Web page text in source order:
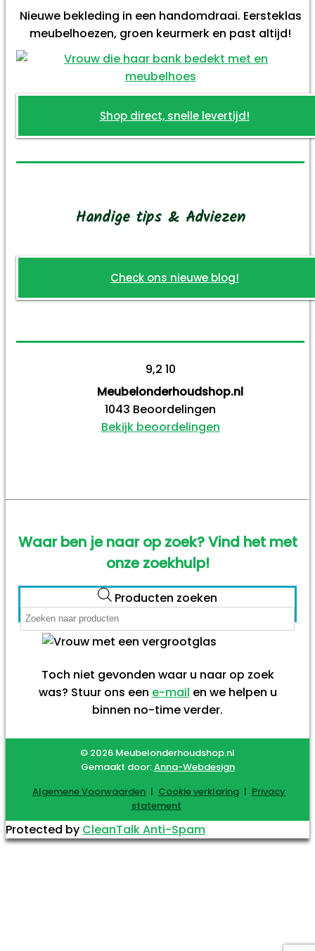
Nieuwe bekleding in een handomdraai. Eersteklas
meubelhoezen, groen keurmerk en past altijd!
Shop direct, snelle levertijd!
Handige tips & Adviezen
Check ons nieuwe blog!
9,2 10
Meubelonderhoudshop.nl
1043 Beoordelingen
Bekijk beoordelingen
Waar ben je naar op zoek? Vind het met
onze zoekhulp!
Producten zoeken
Toch niet gevonden waar u naar op zoek
was? Stuur ons een e-mail en we helpen u
binnen no-time verder.
© 2026 Meubelonderhoudshop.nl
Gemaakt door:Anna-Webdesign
Algemene Voorwaarden | Cookie verklaring | Privacy
statement
Protected by CleanTalk Anti-Spam